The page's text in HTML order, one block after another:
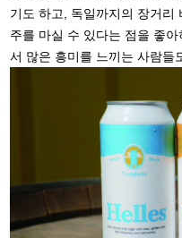
기도 하고, 독일까지의 장거리
주를 마실 수 있다는 점을 좋
서 많은 흥미를 느끼는 사람들